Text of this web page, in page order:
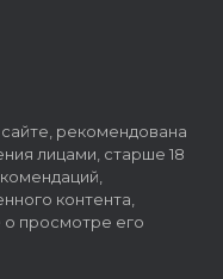
рекомендована
лицами, старше 18
контента,
просмотре его